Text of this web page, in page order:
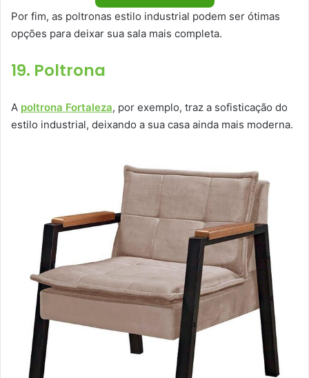
Por fim, as poltronas estilo industrial podem ser ótimas
opções para deixar sua sala mais completa.
19. Poltrona
A poltrona Fortaleza, por exemplo, traz a sofisticação do
estilo industrial, deixando a sua casa ainda mais moderna.